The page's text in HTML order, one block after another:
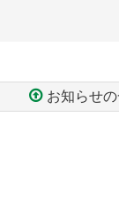
お知らせ